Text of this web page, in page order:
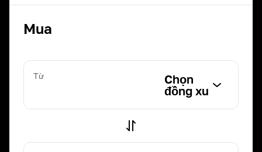
Mua
Từ
Chọn
đồng xu